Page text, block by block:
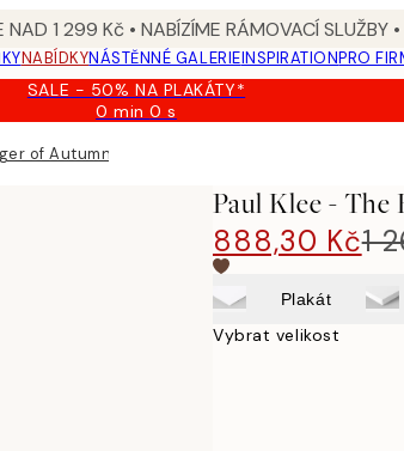
1 299 Kč • NABÍZÍME RÁMOVACÍ SLUŽBY
NABÍDKYNÁSTĚNNÉ GALERIEINSPIRATIONPRO
SALE - 50% NA PLAKÁTY*
0 min0 s
Platné
of Autumn obraz na plátně
Paul Klee -
888,30 Kč1
Plakát
Vybrat velikost